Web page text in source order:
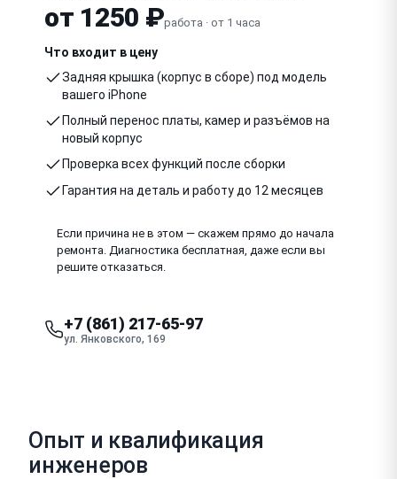
от 1250 ₽работа · от 1 часа
Что входит в цену
Задняя крышка (корпус в сборе) под модель
вашего iPhone
Полный перенос платы, камер и разъёмов на
новый корпус
Проверка всех функций после сборки
Гарантия на деталь и работу до 12 месяцев
Если причина не в этом — скажем прямо до начала
ремонта. Диагностика бесплатная, даже если вы
решите отказаться.
+7 (861) 217-65-97
ул. Янковского, 169
Опыт и квалификация
инженеров